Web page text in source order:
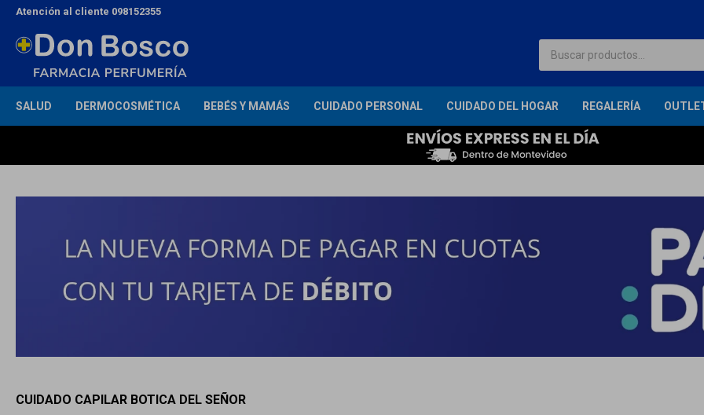
SALUD DERMOCOSMÉTICA BEBÉS Y MAMÁS CUIDADO PERSONAL CUIDADO DEL HOGAR REGALERÍA
Atención al cliente 098152355
CUIDADO CAPILAR BOTICA DEL SEÑOR